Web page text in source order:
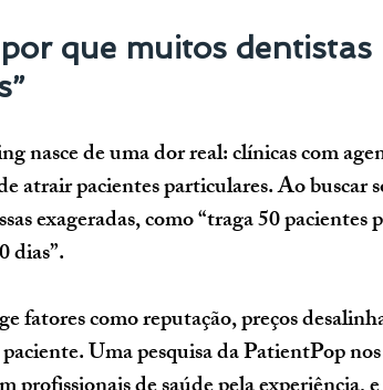
que muitos dentistas
nasce de uma dor real: clínicas com
atrair pacientes particulares. Ao buscar
exageradas, como “traga 50 pacientes
dias”.
fatores como reputação, preços
Uma pesquisa da PatientPop